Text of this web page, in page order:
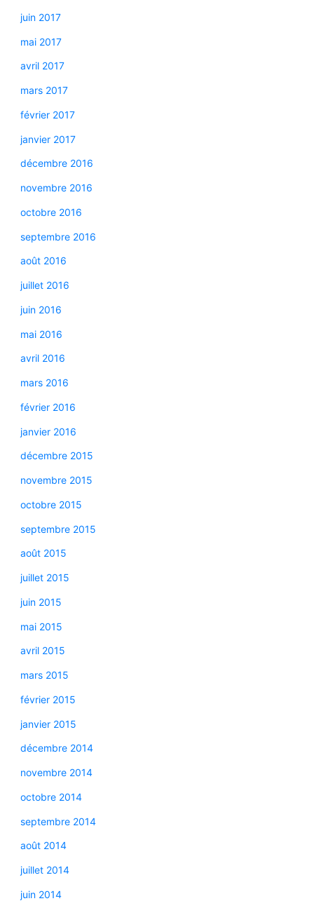
juin 2017
mai 2017
avril 2017
mars 2017
février 2017
janvier 2017
décembre 2016
novembre 2016
octobre 2016
septembre 2016
août 2016
juillet 2016
juin 2016
mai 2016
avril 2016
mars 2016
février 2016
janvier 2016
décembre 2015
novembre 2015
octobre 2015
septembre 2015
août 2015
juillet 2015
juin 2015
mai 2015
avril 2015
mars 2015
février 2015
janvier 2015
décembre 2014
novembre 2014
octobre 2014
septembre 2014
août 2014
juillet 2014
juin 2014